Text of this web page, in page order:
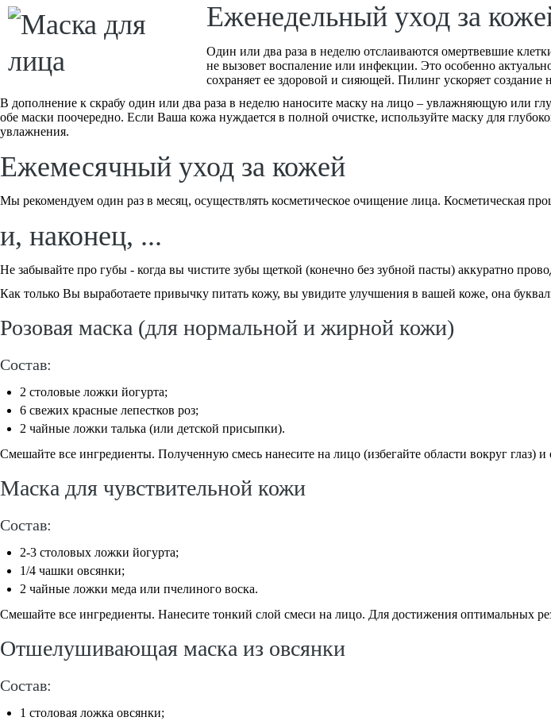
Еженедельный уход за
Один или два раза в неделю отслаиваются омертвевшие
не вызовет воспаление или инфекции. Это особенно
сохраняет ее здоровой и сияющей. Пилинг ускоряет
В дополнение к скрабу один или два раза в неделю наносите маску на лицо – увлажняющую или
обе маски поочередно. Если Ваша кожа нуждается в полной очистке, используйте маску для
увлажнения.
Ежемесячный уход за кожей
Мы рекомендуем один раз в месяц, осуществлять косметическое очищение лица. Косметическая
и, наконец, ...
Не забывайте про губы - когда вы чистите зубы щеткой (конечно без зубной пасты) аккуратно
Как только Вы выработаете привычку питать кожу, вы увидите улучшения в вашей коже, она
Розовая маска (для нормальной и жирной кожи)
Состав:
2 столовые ложки йогурта;
6 свежих красные лепестков роз;
2 чайные ложки талька (или детской присыпки).
Смешайте все ингредиенты. Полученную смесь нанесите на лицо (избегайте области вокруг глаз)
Маска для чувствительной кожи
Состав:
2-3 столовых ложки йогурта;
1/4 чашки овсянки;
2 чайные ложки меда или пчелиного воска.
Смешайте все ингредиенты. Нанесите тонкий слой смеси на лицо. Для достижения оптимальных
Отшелушивающая маска из овсянки
Состав:
1 столовая ложка овсянки;